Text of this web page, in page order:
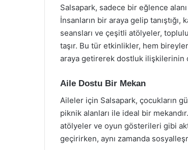
Salsapark, sadece bir eğlence
İnsanların bir araya gelip
seansları ve çeşitli atölyeler,
taşır. Bu tür etkinlikler, hem
araya getirerek dostluk ilişkilerinin
Aile Dostu Bir Mekan
Aileler için Salsapark, çocukların
piknik alanları ile ideal bir
atölyeler ve oyun gösterileri gibi
geçirirken, aynı zamanda